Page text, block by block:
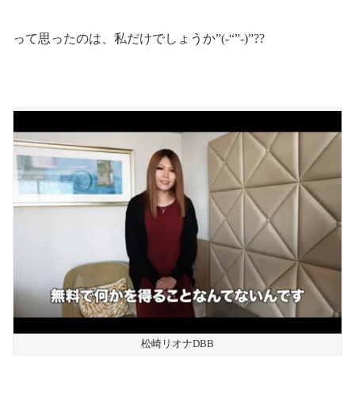
って思ったのは、私だけでしょうか”(-“”-)”??
松崎リオナDBB